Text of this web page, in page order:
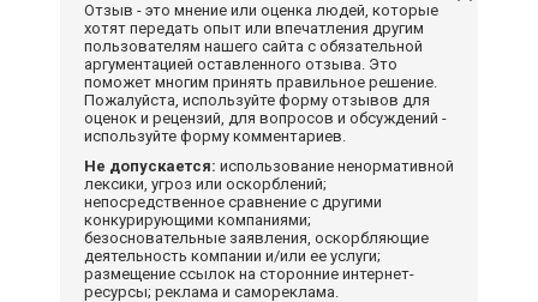
Отзыв - это мнение или оценка людей, которые
хотят передать опыт или впечатления другим
пользователям нашего сайта с обязательной
аргументацией оставленного отзыва. Это
поможет многим принять правильное решение.
Пожалуйста, используйте форму отзывов для
оценок и рецензий, для вопросов и обсуждений -
используйте форму комментариев.
Не допускается: использование ненормативной
лексики, угроз или оскорблений;
непосредственное сравнение с другими
конкурирующими компаниями;
безосновательные заявления, оскорбляющие
деятельность компании и/или ее услуги;
размещение ссылок на сторонние интернет-
ресурсы; реклама и самореклама.